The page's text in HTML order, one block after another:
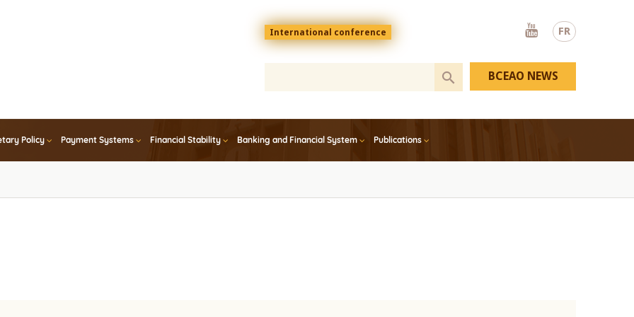
FR
Menu
top
En
International conference
Youtube
Policy Payment Systems Financial Stability Banking and Financial System Publications
BCEAO NEWS